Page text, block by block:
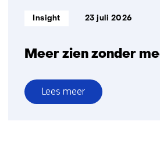
Meer zien zonder
Informatietype:
Insight 23 juli 2026
Lees meer
over